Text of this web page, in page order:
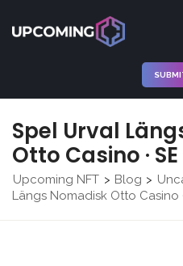
Spel Urval
Otto Casino ·
Upcoming NFT > Blog >
Längs Nomadisk Otto Casino